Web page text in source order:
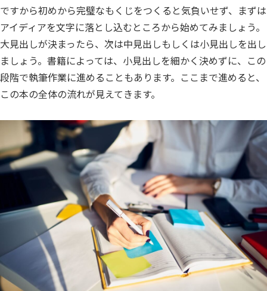
ですから初めから完璧なもくじをつくると気負いせず、まずは
アイディアを文字に落とし込むところから始めてみましょう。
大見出しが決まったら、次は中見出しもしくは小見出しを出し
ましょう。書籍によっては、小見出しを細かく決めずに、この
段階で執筆作業に進めることもあります。ここまで進めると、
この本の全体の流れが見えてきます。